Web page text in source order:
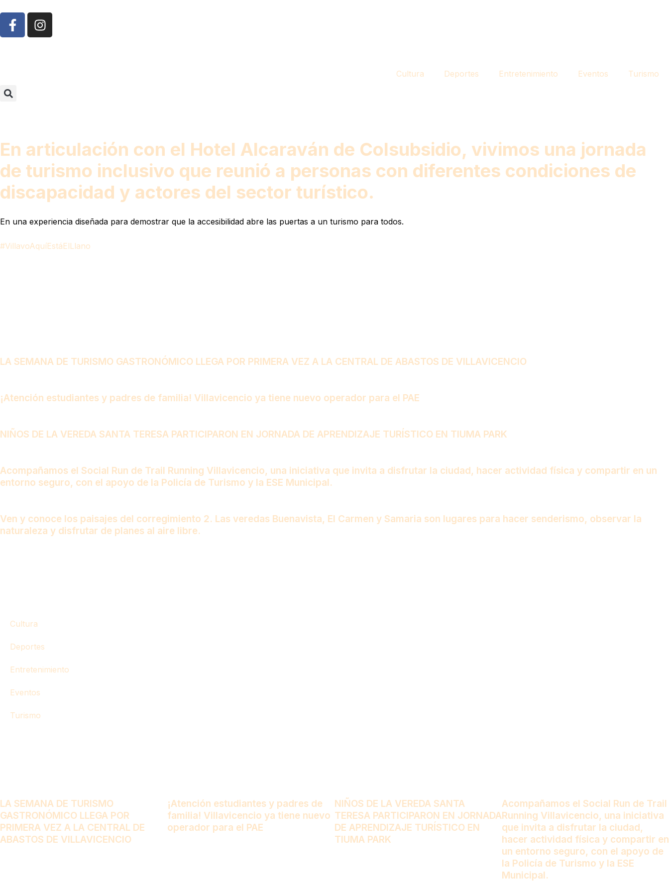
Cultura Deportes Entretenimiento Eventos Turismo
En articulación con el Hotel Alcaraván de Colsubsidio, vivimos una jornada
de turismo inclusivo que reunió a personas con diferentes condiciones de
discapacidad y actores del sector turístico.
En una experiencia diseñada para demostrar que la accesibilidad abre las puertas a un turismo para todos.
#VillavoAquíEstáElLlano
LA SEMANA DE TURISMO GASTRONÓMICO LLEGA POR PRIMERA VEZ A LA CENTRAL DE ABASTOS DE VILLAVICENCIO
¡Atención estudiantes y padres de familia! Villavicencio ya tiene nuevo operador para el PAE
NIÑOS DE LA VEREDA SANTA TERESA PARTICIPARON EN JORNADA DE APRENDIZAJE TURÍSTICO EN TIUMA PARK
Acompañamos el Social Run de Trail Running Villavicencio, una iniciativa que invita a disfrutar la ciudad, hacer actividad física y compartir en un
entorno seguro, con el apoyo de la Policía de Turismo y la ESE Municipal.
Ven y conoce los paisajes del corregimiento 2. Las veredas Buenavista, El Carmen y Samaria son lugares para hacer senderismo, observar la
naturaleza y disfrutar de planes al aire libre.
Cultura
Deportes
Entretenimiento
Eventos
Turismo
LA SEMANA DE TURISMO
GASTRONÓMICO LLEGA POR
PRIMERA VEZ A LA CENTRAL DE
ABASTOS DE VILLAVICENCIO
¡Atención estudiantes y padres de
familia! Villavicencio ya tiene nuevo
operador para el PAE
NIÑOS DE LA VEREDA SANTA
TERESA PARTICIPARON EN JORNADA
DE APRENDIZAJE TURÍSTICO EN
TIUMA PARK
Acompañamos el Social Run de Trail
Running Villavicencio, una iniciativa
que invita a disfrutar la ciudad,
hacer actividad física y compartir en
un entorno seguro, con el apoyo de
la Policía de Turismo y la ESE
Municipal.